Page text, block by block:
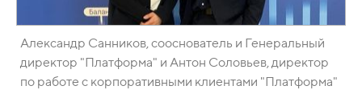
Александр Санников, сооснователь и Генеральный
директор "Платформа" и Антон Соловьев, директор
по работе с корпоративными клиентами "Платформа"